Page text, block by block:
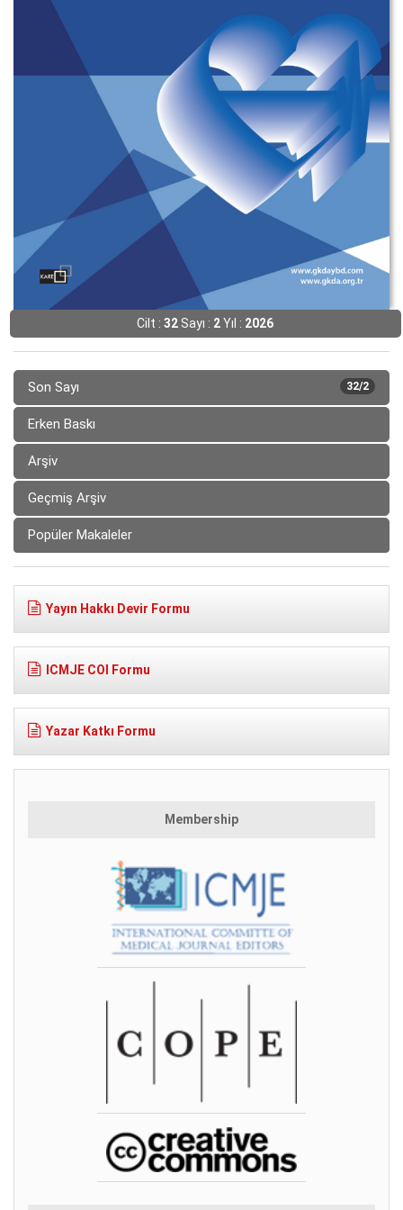
Cilt :32 Sayı : 2Yıl : 2026
32/2
Son Sayı
Erken Baskı
Arşiv
Geçmiş Arşiv
Popüler Makaleler
Yayın Hakkı Devir Formu
ICMJE COI Formu
Yazar Katkı Formu
Membership